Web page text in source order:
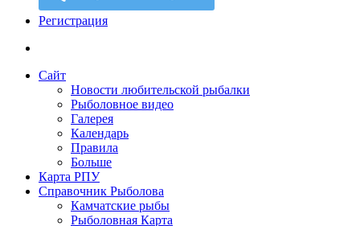
Регистрация
Сайт
Новости любительской рыбалки
Рыболовное видео
Галерея
Календарь
Правила
Больше
Карта РПУ
Справочник Рыболова
Камчатские рыбы
Рыболовная Карта